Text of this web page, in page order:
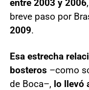
entre 2003 y 2006
breve paso por
2009.
Esa estrecha
bosteros –como
de Boca–, lo llevó